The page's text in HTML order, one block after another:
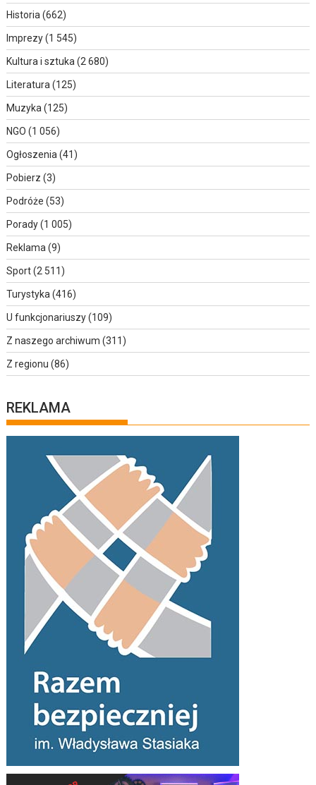
Historia(662)
Imprezy(1 545)
Kultura i sztuka(2 680)
Literatura(125)
Muzyka(125)
NGO (1 056)
Ogłoszenia(41)
Pobierz (3)
Podróże (53)
Porady(1 005)
Reklama(9)
Sport(2 511)
Turystyka(416)
U funkcjonariuszy(109)
Z naszego archiwum (311)
Z regionu (86)
REKLAMA